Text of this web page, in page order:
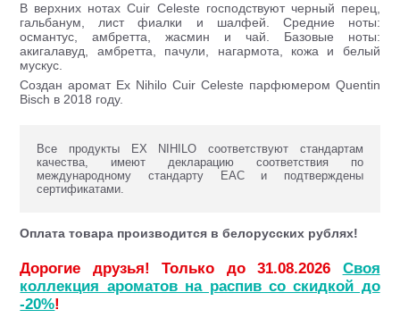
В верхних нотах Cuir Celeste господствуют черный перец,
гальбанум, лист фиалки и шалфей. Средние ноты:
османтус, амбретта, жасмин и чай. Базовые ноты:
акигалавуд, амбретта, пачули, нагармота, кожа и белый
мускус.
Создан аромат Ex Nihilo Cuir Celeste парфюмером Quentin
Bisch в 2018 году.
Все продукты EX NIHILO соответствуют стандартам
качества, имеют декларацию соответствия по
международному стандарту ЕАС и подтверждены
сертификатами.
Оплата товара производится в белорусских рублях!
Дорогие друзья! Только до 31.08.2026 Своя
коллекция ароматов на распив со скидкой до
-20%!